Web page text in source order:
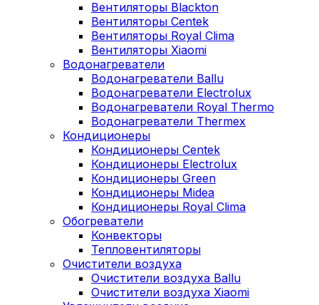
Вентиляторы Blackton
Вентиляторы Centek
Вентиляторы Royal Clima
Вентиляторы Xiaomi
Водонагреватели
Водонагреватели Ballu
Водонагреватели Electrolux
Водонагреватели Royal Thermo
Водонагреватели Thermex
Кондиционеры
Кондиционеры Centek
Кондиционеры Electrolux
Кондиционеры Green
Кондиционеры Midea
Кондиционеры Royal Clima
Обогреватели
Конвекторы
Тепловентиляторы
Очистители воздуха
Очистители воздуха Ballu
Очистители воздуха Xiaomi